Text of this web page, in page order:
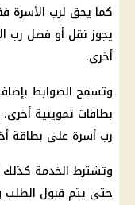
كما يحق لرب الأسرة
يجوز نقل أو فصل رب
أخرى.
وتسمح الضوابط
بطاقات تموينية
رب أسرة على بطاقة
وتشترط الخدمة كذلك
حتى يتم قبول الطلب